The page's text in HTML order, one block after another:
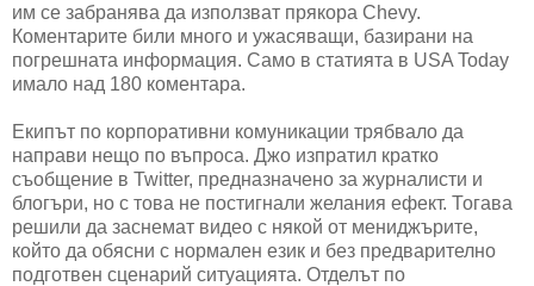
им се забранява да използват прякора Chevy.
Коментарите били много и ужасяващи, базирани на
погрешната информация. Само в статията в USA Today
имало над 180 коментара.
Екипът по корпоративни комуникации трябвало да
направи нещо по въпроса. Джо изпратил кратко
съобщение в Twitter, предназначено за журналисти и
блогъри, но с това не постигнали желания ефект. Тогава
решили да заснемат видео с някой от мениджърите,
който да обясни с нормален език и без предварително
подготвен сценарий ситуацията. Отделът по